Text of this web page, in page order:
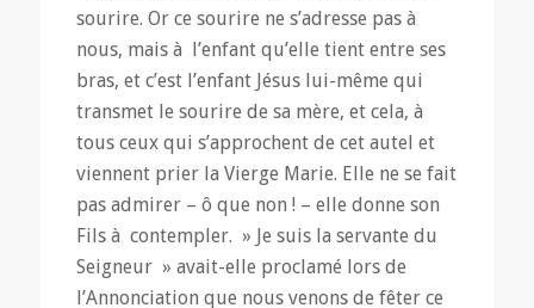
sourire. Or ce sourire ne s’adresse pas à
nous, mais à l’enfant qu’elle tient entre ses
bras, et c’est l’enfant Jésus lui-même qui
transmet le sourire de sa mère, et cela, à
tous ceux qui s’approchent de cet autel et
viennent prier la Vierge Marie. Elle ne se fait
pas admirer – ô que non ! – elle donne son
Fils à contempler. » Je suis la servante du
Seigneur » avait-elle proclamé lors de
l’Annonciation que nous venons de fêter ce